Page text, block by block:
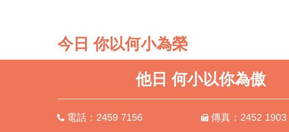
今日 你以何小為榮
他日 何小以你為傲
電話：2459 7156
傳真：2452 1903